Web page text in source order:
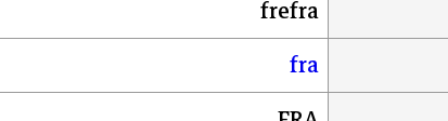
frefra
fra